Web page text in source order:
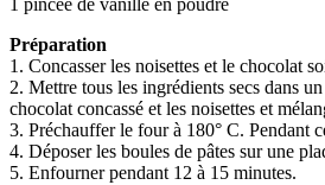
Préparation
1. Concasser les noisettes et le chocolat
2. Mettre tous les ingrédients secs dans
chocolat concassé et les noisettes et
3. Préchauffer le four à 180° C. Pendant
4. Déposer les boules de pâtes sur une
5. Enfourner pendant 12 à 15 minutes.